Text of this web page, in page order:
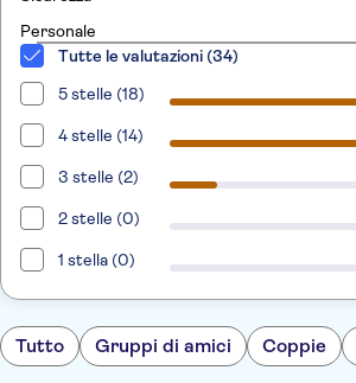
Personale
Tutte le valutazioni (34)
5 stelle (18)
4 stelle (14)
3 stelle (2)
2 stelle (0)
1 stella (0)
Tutto Gruppi di amici Coppie